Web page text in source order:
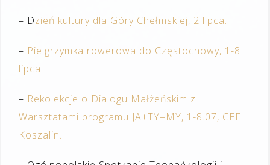
– Dzień kultury dla Góry Chełmskiej, 2 lipca.
– Pielgrzymka rowerowa do Częstochowy, 1-8
lipca.
– Rekolekcje o Dialogu Małżeńskim z
Warsztatami programu JA+TY=MY, 1-8.07, CEF
Koszalin.